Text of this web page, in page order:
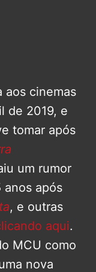
aos cinemas
de 2019, e
tomar após
um rumor
anos após
, e outras
aqui.
MCU como
nova